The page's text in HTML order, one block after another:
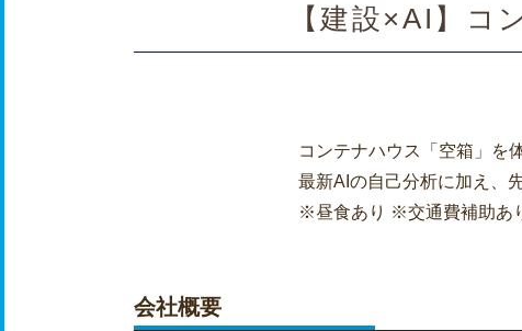
【建設×AI】コ
コンテナハウス「空箱」を
最新AIの自己分析に加え、
※昼食あり ※交通費補助あ
会社概要